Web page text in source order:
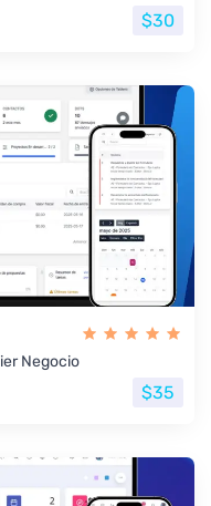
$30
Negocio
$35